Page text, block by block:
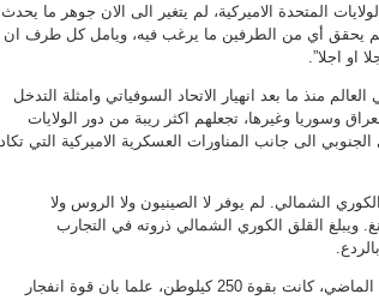
المتحدة الاميركية، لم يتغير الى الان جوهر ما يحدث
وخلال احداث 60 عاما مضت لم يحقق أي من الطرفين ما يرغب فيه، ويامل كل طرف ان
او اجلا”.
منذ ما بعد انهيار الاتحاد السوفياتي وامثلة التدخل
وسوريا وغيرها، تجعلهم اكثر ريبة من دور الولايات
الى جانب المناورات العسكرية الاميركية التي تكاد
الشمالي. لم يوفر لا الصينيون ولا الروس ولا
ويبلغ القلق الكوري الشمالي ذروته في التجارب
القنبلة النووية الحرارية التي يعتقد انها جرت في 3 أيلول الماضي، كانت بقوة 250 كيلوطن، علما بان قوة انفجار